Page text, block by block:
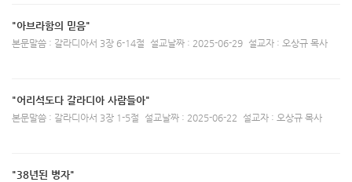
"아브라함의 믿음"
본문말씀 : 갈라디아서 3장 6-14절 설교날짜 : 2025-06-29 설교자 : 오상규 목사
"어리석도다 갈라디아 사람들아"
본문말씀 : 갈라디아서 3장 1-5절 설교날짜 : 2025-06-22 설교자 : 오상규 목사
"38년된 병자"